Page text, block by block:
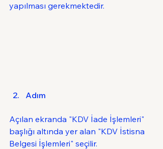
yapılması gerekmektedir.
Adım
Açılan ekranda "KDV İade İşlemleri"
başlığı altında yer alan "KDV İstisna
Belgesi İşlemleri" seçilir.